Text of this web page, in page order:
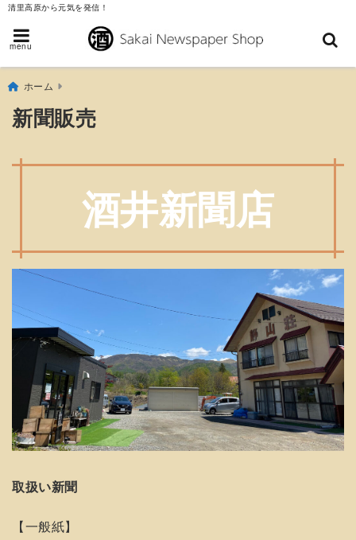
清里高原から元気を発信！
menu
ホーム
新聞販売
酒井新聞店
取扱い新聞
【一般紙】